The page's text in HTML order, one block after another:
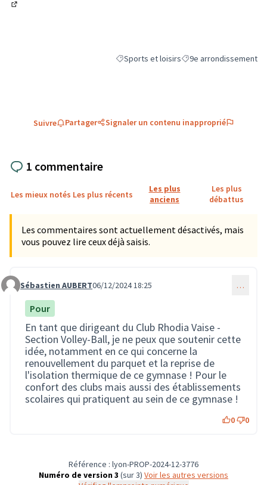
Filtrer les résultats de la catégorie :
Sports et loisirsFiltrer les résultats
9e arrondissement
Suivre Partager Signaler un contenu inapproprié
1 commentaire
Les mieux notés Les plus récents
Les plus
anciens
Les plus
débattus
Les commentaires sont actuellement désactivés, mais
vous pouvez lire ceux déjà saisis.
Commentaire 3116
Sébastien AUBERT06/12/2024 18:25 …
Pour
En tant que dirigeant du Club Rhodia Vaise -
Section Volley-Ball, je ne peux que soutenir cette
idée, notamment en ce qui concerne la
renouvellement du parquet et la reprise de
l'isolation thermique de ce gymnase ! Pour le
confort des clubs mais aussi des établissements
scolaires qui pratiquent au sein de ce gymnase !
0 0
Référence : lyon-PROP-2024-12-3776
Numéro de version 3 (sur 3)
voir les autres versions